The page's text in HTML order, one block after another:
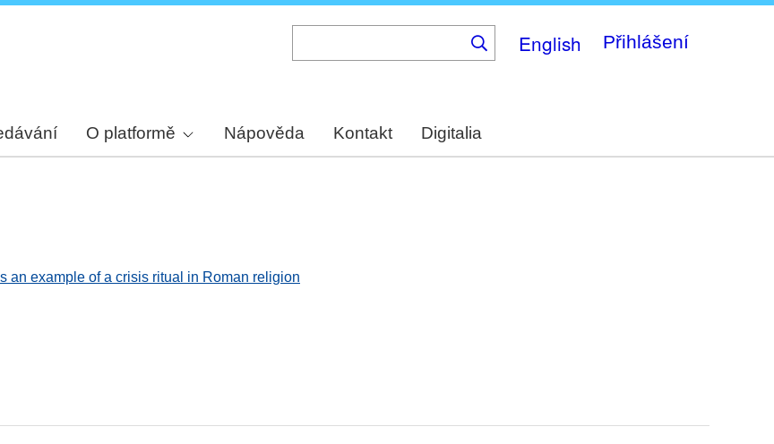
English Přihlášení
O platformě Nápověda Kontakt Digitalia
an example of a crisis ritual in Roman religion